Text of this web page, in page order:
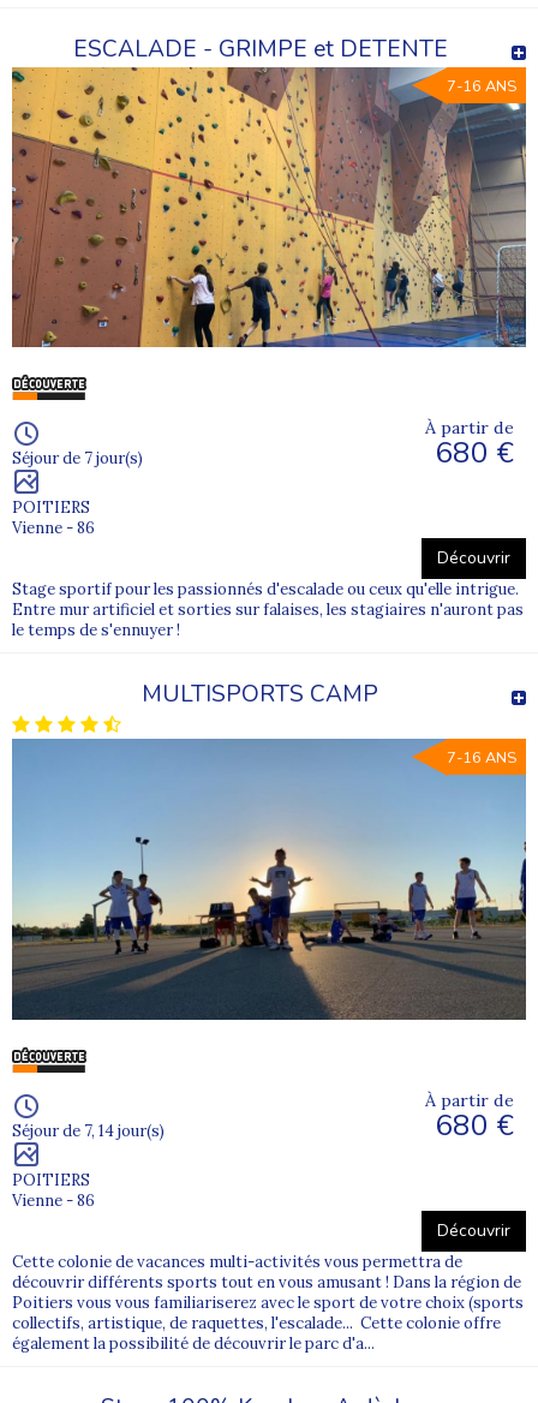
ESCALADE - GRIMPE et DETENTE
7-16 ANS
Séjour de 7 jour(s)
POITIERS
Vienne - 86
À partir de
680 €
Découvrir
Stage sportif pour les passionnés d'escalade ou ceux qu'elle intrigue.
Entre mur artificiel et sorties sur falaises, les stagiaires n'auront pas
le temps de s'ennuyer !
MULTISPORTS CAMP
7-16 ANS
Séjour de 7, 14 jour(s)
POITIERS
Vienne - 86
À partir de
680 €
Découvrir
Cette colonie de vacances multi-activités vous permettra de
découvrir différents sports tout en vous amusant ! Dans la région de
Poitiers vous vous familiariserez avec le sport de votre choix (sports
collectifs, artistique, de raquettes, l'escalade... Cette colonie offre
également la possibilité de découvrir le parc d'a...